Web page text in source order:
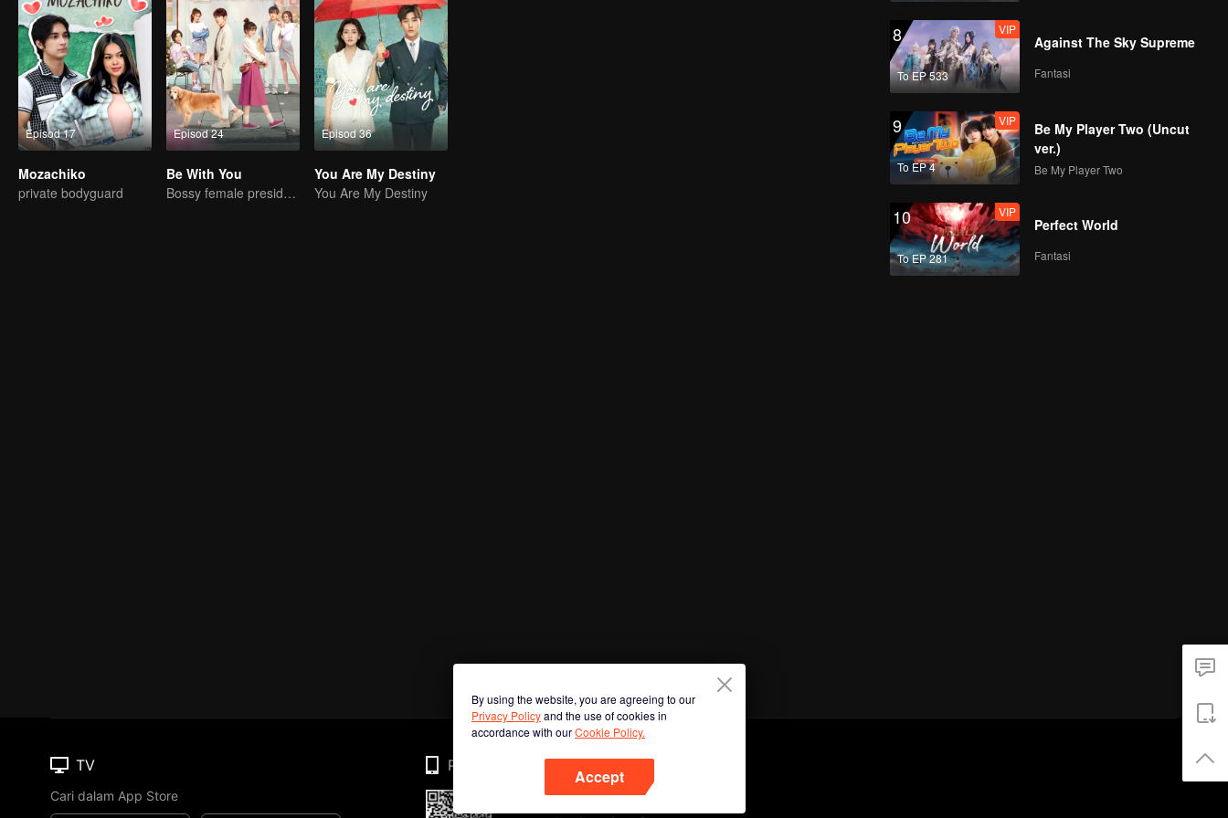
Episod 17
Mozachiko
private bodyguard
Episod 24
Be With You
Bossy female president flirts with arrogant childe.
Episod 36
You Are My Destiny
You Are My Destiny
8
To EP 533
VIP
Against The Sky Supreme
Fantasi
9
To EP 4
VIP
Be My Player Two (Uncut
ver.)
Be My Player Two
10
To EP 281
VIP
Perfect World
Fantasi
By using the website, you are agreeing to our
Privacy Policyand the use of cookies in
accordance with ourCookie Policy.
Accept
TV
Cari dalam App Store
Phone